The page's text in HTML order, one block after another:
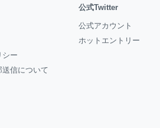
シー
信について
公式Twitter
公式アカウント
ホットエントリー